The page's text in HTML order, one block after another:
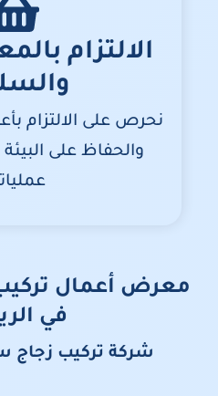
الالتزام
نحرص على الالتزام
والحفاظ على
معرض أعمال
في
شركة تركيب زجاج